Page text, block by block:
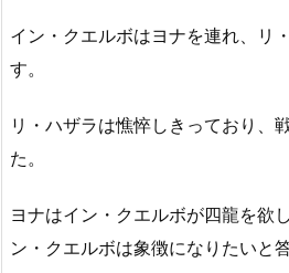
イン・クエルボはヨナを連れ、リ
す。
リ・ハザラは憔悴しきっており、
た。
ヨナはイン・クエルボが四龍を欲
ン・クエルボは象徴になりたいと答